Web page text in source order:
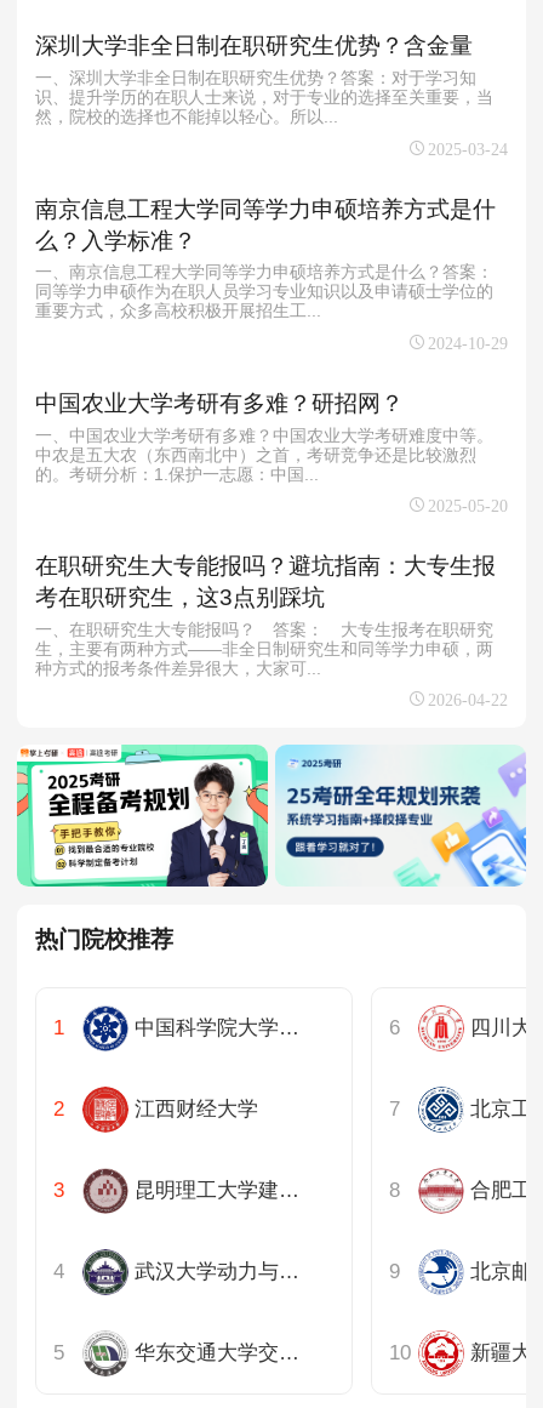
深圳大学非全日制在职研究生优势？含金量
一、深圳大学非全日制在职研究生优势？答案：对于学习知
识、提升学历的在职人士来说，对于专业的选择至关重要，当
然，院校的选择也不能掉以轻心。所以...
2025-03-24
南京信息工程大学同等学力申硕培养方式是什
么？入学标准？
一、南京信息工程大学同等学力申硕培养方式是什么？答案：
同等学力申硕作为在职人员学习专业知识以及申请硕士学位的
重要方式，众多高校积极开展招生工...
2024-10-29
中国农业大学考研有多难？研招网？
一、中国农业大学考研有多难？中国农业大学考研难度中等。
中农是五大农（东西南北中）之首，考研竞争还是比较激烈
的。考研分析：1.保护一志愿：中国...
2025-05-20
在职研究生大专能报吗？避坑指南：大专生报
考在职研究生，这3点别踩坑
一、在职研究生大专能报吗？ 答案： 大专生报考在职研究
生，主要有两种方式——非全日制研究生和同等学力申硕，两
种方式的报考条件差异很大，大家可...
2026-04-22
热门院校推荐
中国科学院大学工程科学学院
江西财经大学
昆明理工大学建筑工程学院
武汉大学动力与机械学院
华东交通大学交通运输与物流学院
四川大
北京工